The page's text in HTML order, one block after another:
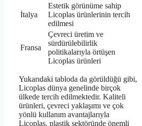
İtalya
Estetik görünüme sahip
Licoplas ürünlerinin tercih
edilmesi
Fransa
Çevreci üretim ve
sürdürülebilirlik
politikalarıyla örtüşen
Licoplas ürünleri
Yukarıdaki tabloda da görüldüğü gibi,
Licoplas dünya genelinde birçok
ülkede tercih edilmektedir. Kaliteli
ürünleri, çevreci yaklaşımı ve çok
yönlü kullanım avantajlarıyla
Licoplas, plastik sektöründe önemli